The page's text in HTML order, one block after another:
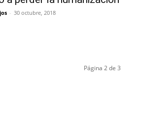
- 30 octubre, 2018
Página 2 de 3